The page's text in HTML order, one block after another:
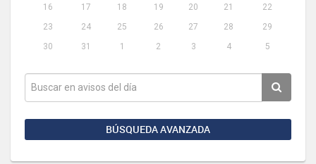
16
17 18 19 20 21
22
23
24 25 26 27 28
29
30
31 1 2 3 4 5
BÚSQUEDA AVANZADA